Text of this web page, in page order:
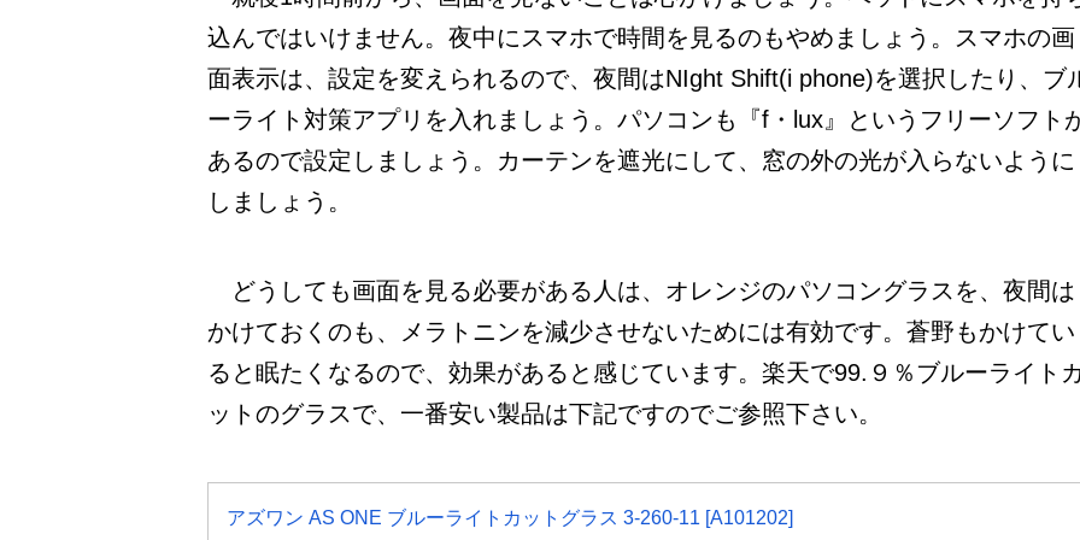
込んではいけません。夜中にスマホで時間を見るのもやめましょう。スマホの画
面表示は、設定を変えられるので、夜間はNIght Shift(i phone)を選択したり、ブ
ーライト対策アプリを入れましょう。パソコンも『f・lux』というフリーソフト
あるので設定しましょう。カーテンを遮光にして、窓の外の光が入らないように
しましょう。
どうしても画面を見る必要がある人は、オレンジのパソコングラスを、夜間は
かけておくのも、メラトニンを減少させないためには有効です。蒼野もかけてい
ると眠たくなるので、効果があると感じています。楽天で99.９％ブルーライトカ
ットのグラスで、一番安い製品は下記ですのでご参照下さい。
アズワン AS ONE ブルーライトカットグラス 3-260-11 [A101202]